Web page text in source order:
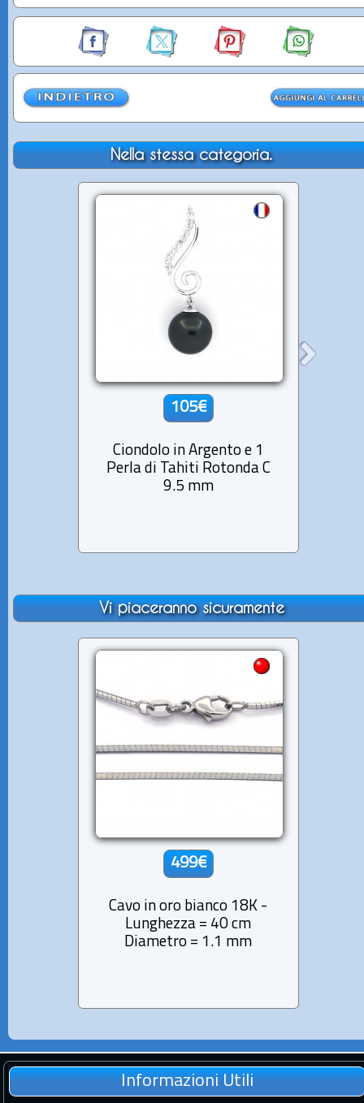
Nella stessa categoria.
105€
Ciondolo in Argento e 1
Perla di Tahiti Rotonda C
9.5 mm
Vi piaceranno sicuramente
499€
Cavo in oro bianco 18K -
Lunghezza = 40 cm
Diametro = 1.1 mm
Informazioni Utili